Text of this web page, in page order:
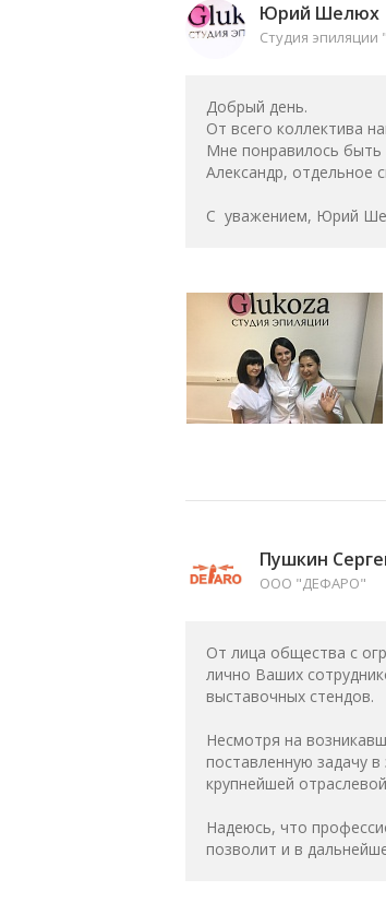
Юрий Шелюх
Студия эпиляции
Добрый день.
От всего коллектива
Мне понравилось
Александр, отдельное
С уважением, Юрий
Пушкин
ООО "ДЕФАРО"
От лица общества с
лично Ваших
выставочных стендов.
Несмотря на
поставленную задачу
крупнейшей
Надеюсь, что
позволит и в